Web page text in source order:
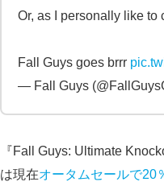
Or, as I personally like to
Fall Guys goes brrr
— Fall Guys
『Fall Guys: Ultimate
は現在オータムセールで20